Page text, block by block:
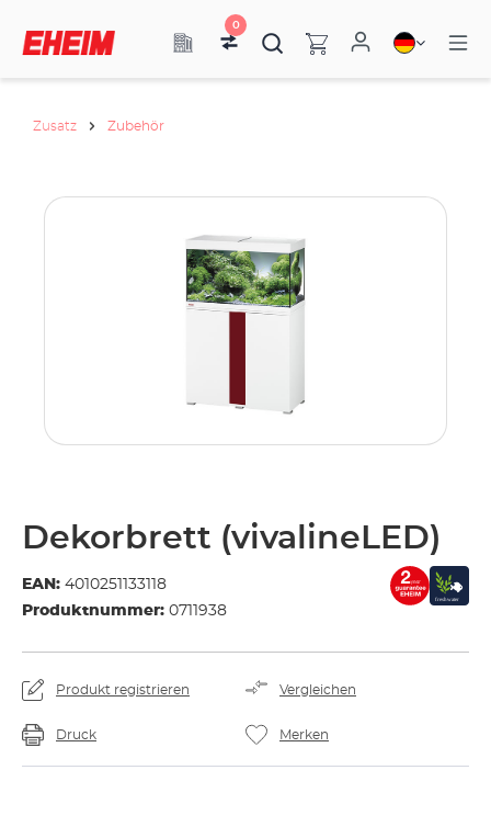
0
Zusatz Zubehör
Dekorbrett (vivalineLED)
EAN: 4010251133118
Produktnummer: 0711938
Produkt registrieren Vergleichen
Druck Merken